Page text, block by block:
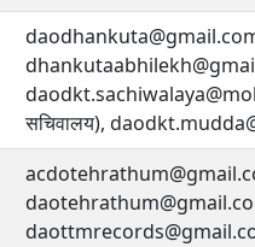
सचिवालय),